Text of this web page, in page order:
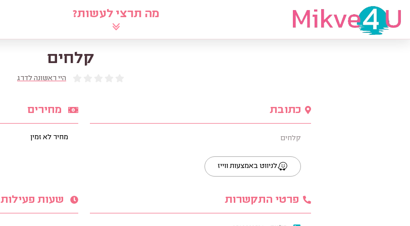
מה תרצי לעשות?
לוח שאלי את הרב
קלחים
היי ראשונה לדרג
כתובת
קלחים
לניווט באמצעות ווייז
מחירים
מחיר לא זמין
פרטי התקשרות שעות פעילות